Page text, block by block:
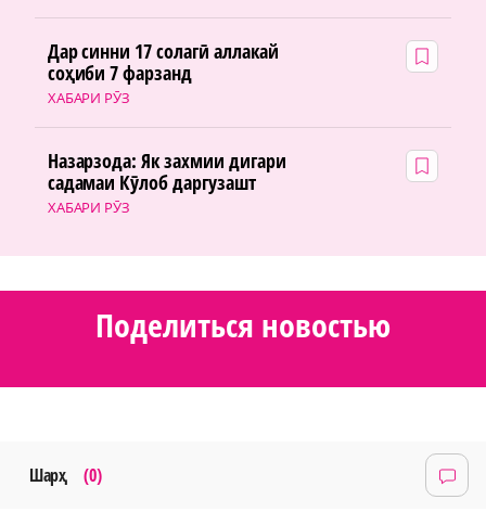
ХАБАРИ РӮЗ
Дар синни 17 солагӣ аллакай
соҳиби 7 фарзанд
ХАБАРИ РӮЗ
Назарзода: Як захмии дигари
садамаи Кӯлоб даргузашт
Поделиться новостью
Шарҳ (0)